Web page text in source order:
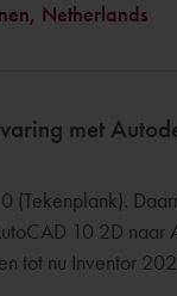
Netherlands
met
(Tekenplank).
10 2D
tot nu Inventor